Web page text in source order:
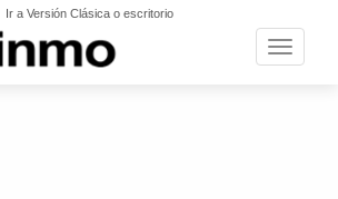
Ir a Versión Clásica o escritorio
Toggle